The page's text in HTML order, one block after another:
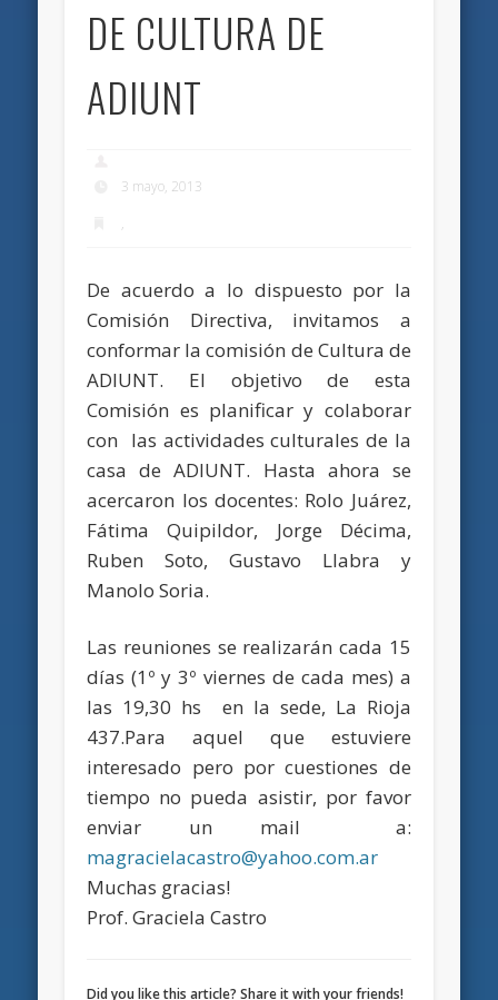
DE CULTURA DE
ADIUNT
3 mayo, 2013
,
De acuerdo a lo dispuesto por la
Comisión Directiva, invitamos a
conformar la comisión de Cultura de
ADIUNT. El objetivo de esta
Comisión es planificar y colaborar
con las actividades culturales de la
casa de ADIUNT. Hasta ahora se
acercaron los docentes: Rolo Juárez,
Fátima Quipildor, Jorge Décima,
Ruben Soto, Gustavo Llabra y
Manolo Soria.
Las reuniones se realizarán cada 15
días (1º y 3º viernes de cada mes) a
las 19,30 hs en la sede, La Rioja
437.Para aquel que estuviere
interesado pero por cuestiones de
tiempo no pueda asistir, por favor
enviar un mail a:
magracielacastro@yahoo.com.ar
Muchas gracias!
Prof. Graciela Castro
Did you like this article? Share it with your friends!